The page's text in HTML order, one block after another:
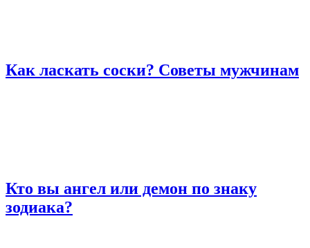
Как ласкать соски? Советы мужчинам
Кто вы ангел или демон по знаку
зодиака?